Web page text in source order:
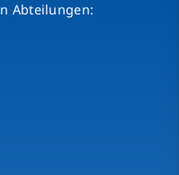
Abteilungen: